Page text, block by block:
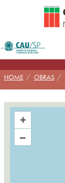
HOME OBRAS
+
–